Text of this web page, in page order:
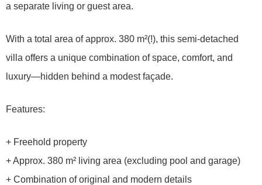
a separate living or guest area.
With a total area of approx. 380 m²(!), this semi-detached
villa offers a unique combination of space, comfort, and
luxury—hidden behind a modest façade.
Features:
+ Freehold property
+ Approx. 380 m² living area (excluding pool and garage)
+ Combination of original and modern details